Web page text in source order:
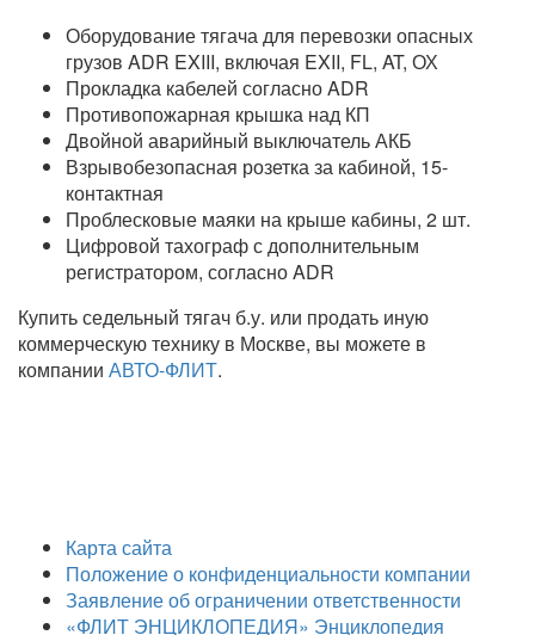
Оборудование тягача для перевозки опасных
грузов ADR EXIII, включая EXII, FL, AT, ОХ
Прокладка кабелей согласно ADR
Противопожарная крышка над КП
Двойной аварийный выключатель АКБ
Взрывобезопасная розетка за кабиной, 15-
контактная
Проблесковые маяки на крыше кабины, 2 шт.
Цифровой тахограф с дополнительным
регистратором, согласно ADR
Купить седельный тягач б.у. или продать иную
коммерческую технику в Москве, вы можете в
компании АВТО-ФЛИТ.
Карта сайта
Положение о конфиденциальности компании
Заявление об ограничении ответственности
«ФЛИТ ЭНЦИКЛОПЕДИЯ» Энциклопедия